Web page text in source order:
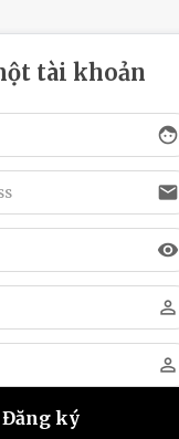
tài khoản
face
email
visibility
perm_identity
perm_identity